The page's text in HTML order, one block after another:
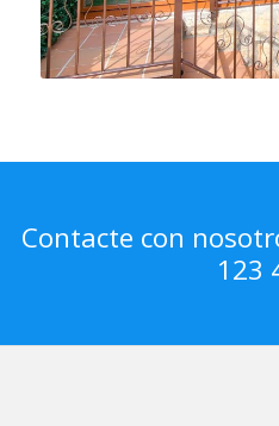
Contacte con
123